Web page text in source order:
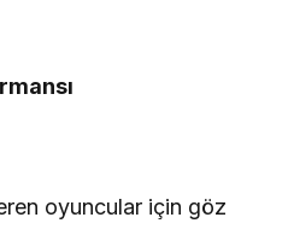
oyuncular için göz